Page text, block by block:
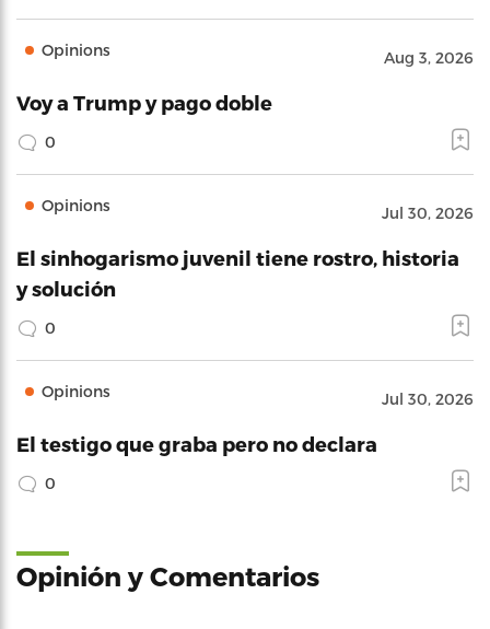
Opinions Aug 3, 2026
Voy a Trump y pago doble
0
Opinions Jul 30, 2026
El sinhogarismo juvenil tiene rostro, historia
y solución
0
Opinions Jul 30, 2026
El testigo que graba pero no declara
0
Opinión y Comentarios